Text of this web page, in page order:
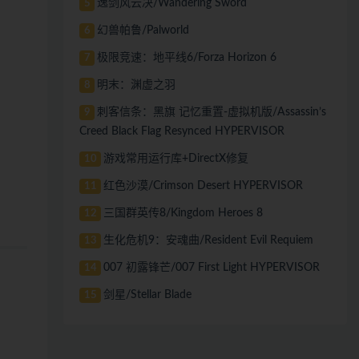
5 逸剑风云决/Wandering Sword
6 幻兽帕鲁/Palworld
7 极限竞速：地平线6/Forza Horizon 6
8 明末：渊虚之羽
9
刺客信条：黑旗 记忆重置-虚拟机版/Assassin’s
Creed Black Flag Resynced HYPERVISOR
10 游戏常用运行库+DirectX修复
11 红色沙漠/Crimson Desert HYPERVISOR
12 三国群英传8/Kingdom Heroes 8
13 生化危机9：安魂曲/Resident Evil Requiem
14 007 初露锋芒/007 First Light HYPERVISOR
15 剑星/Stellar Blade